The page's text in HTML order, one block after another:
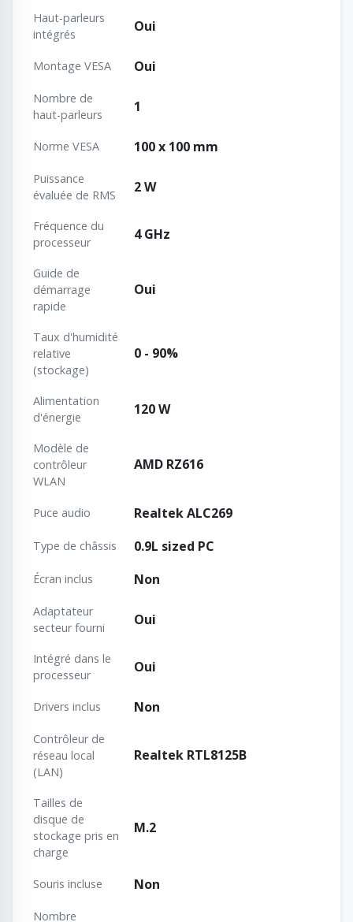
Haut-parleurs
intégrés
Oui
Montage VESA Oui
Nombre de
haut-parleurs
1
Norme VESA 100 x 100 mm
Puissance
évaluée de RMS
2 W
Fréquence du
processeur
4 GHz
Guide de
démarrage
rapide
Oui
Taux d'humidité
relative
(stockage)
0 - 90%
Alimentation
d'énergie
120 W
Modèle de
contrôleur
WLAN
AMD RZ616
Puce audio Realtek ALC269
Type de châssis 0.9L sized PC
Écran inclus Non
Adaptateur
secteur fourni
Oui
Intégré dans le
processeur
Oui
Drivers inclus Non
Contrôleur de
réseau local
(LAN)
Realtek RTL8125B
Tailles de
disque de
stockage pris en
charge
M.2
Souris incluse Non
Nombre